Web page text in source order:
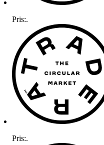
Pris:.
Pris:.